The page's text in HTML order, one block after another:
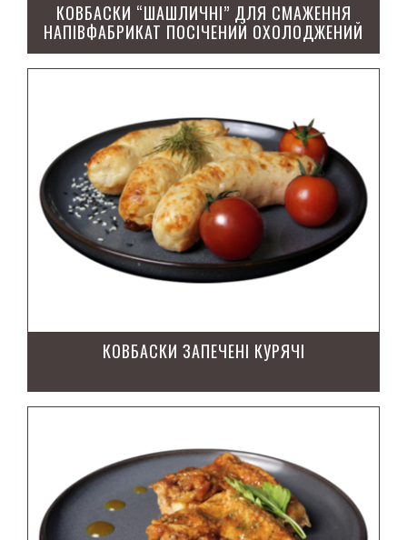
КОВБАСКИ “ШАШЛИЧНІ” ДЛЯ СМАЖЕННЯ
НАПІВФАБРИКАТ ПОСІЧЕНИЙ ОХОЛОДЖЕНИЙ
КОВБАСКИ ЗАПЕЧЕНІ КУРЯЧІ